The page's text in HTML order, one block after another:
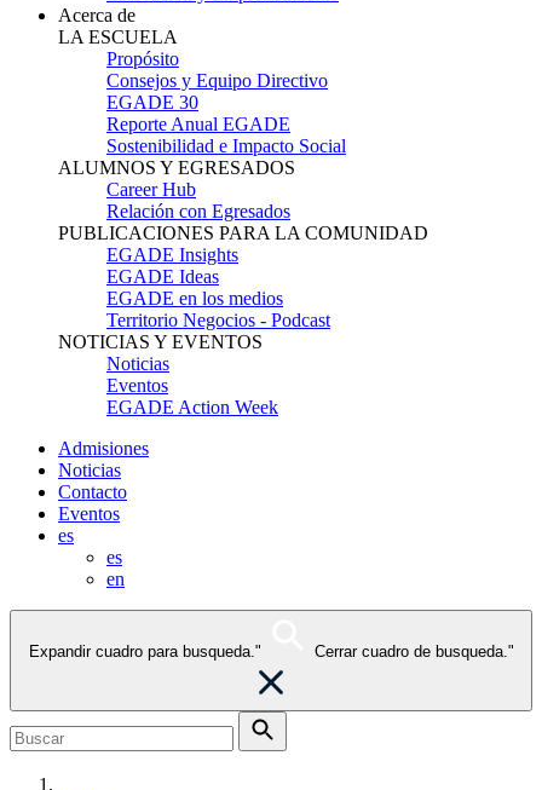
Acerca de
LA ESCUELA
Propósito
Consejos y Equipo Directivo
EGADE 30
Reporte Anual EGADE
Sostenibilidad e Impacto Social
ALUMNOS Y EGRESADOS
Career Hub
Relación con Egresados
PUBLICACIONES PARA LA COMUNIDAD
EGADE Insights
EGADE Ideas
EGADE en los medios
Territorio Negocios - Podcast
NOTICIAS Y EVENTOS
Noticias
Eventos
EGADE Action Week
Admisiones
Noticias
Contacto
Eventos
es
es
en
Expandir cuadro para busqueda." Cerrar cuadro de busqueda."